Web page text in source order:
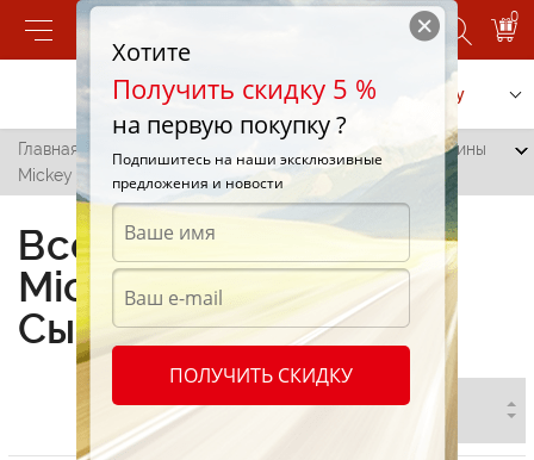
0
Позвонить Заказать услугу
Главная /
Всесезонные шины
Mickey Thompson в Сынжере
Всесезонные шины
Mickey Thompson в
Сынжере
Хотите
Получить скидку 5 %
на первую покупку ?
Подпишитесь на наши эксклюзивные
предложения и новости
ПОЛУЧИТЬ СКИДКУ